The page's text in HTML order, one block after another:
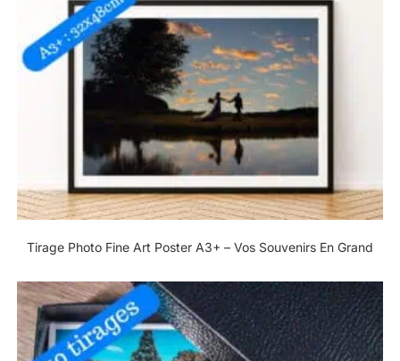
Tirage Photo Fine Art Poster A3+ – Vos Souvenirs En Grand